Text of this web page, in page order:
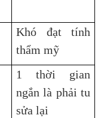
Khó đạt tính
thẩm mỹ
1 thời gian
ngắn là phải tu
sửa lại